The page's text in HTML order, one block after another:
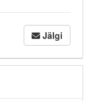
Jälgi